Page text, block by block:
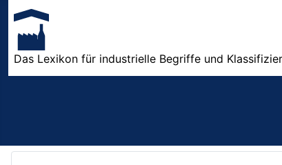
Das Lexikon für industrielle Begriffe und